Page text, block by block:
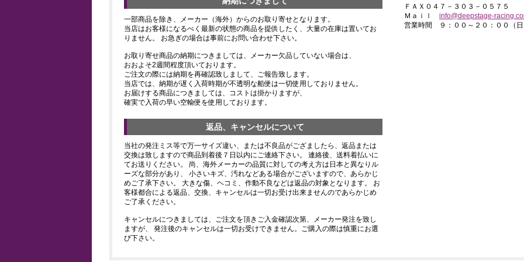
一部商品を除き、メーカー（海外）からのお取り寄せとなります。
当店はお客様になるべく最新の状態の商品を提供したく、大量の在庫は置いてお
りません。 お急ぎの場合は事前にお問い合わせ下さい。
お取り寄せ商品の納期につきましては、メーカー欠品していない場合は、
おおよそ2週間程度頂いております。
ご注文の際には納期を再確認致しまして、ご報告致します。
当店では、納期が遅く入荷時期が不透明な船便は一切使用しておりません。
お届けする商品につきましては、コストは掛かりますが、
確実で入荷の早い空輸便を使用しております。
返品、キャンセルについて
当社の発注ミス等で万一サイズ違い、または不良品がござましたら、返品または
交換は致しますので商品到着後７日以内にご連絡下さい。 連絡後、送料着払いに
てお送りください。 尚、海外メーカーの品質に対しての考え方は日本と異なりル
ーズな部分があり、 小さいキズ、汚れなどある場合がございますので、あらかじ
めご了承下さい。 大きな傷、ヘコミ、作動不良などは返品の対象となります。 お
客様都合による返品、交換、キャンセルは一切お受け出来ませんのであらかじめ
ご了承ください。
キャンセルにつきましては、ご注文を頂きご入金確認次第、メーカー発注を致し
ますが、 発注後のキャンセルは一切お受けできません。ご購入の際は慎重にお選
び下さい。
ＦＡＸ０４７－３０３－０５７５
Ｍａｉｌ info@deepstage-
営業時間 ９：００～２０：００（日